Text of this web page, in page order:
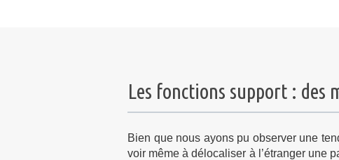
Les fonctions support : des
Bien que nous ayons pu observer une
voir même à délocaliser à l’étranger une